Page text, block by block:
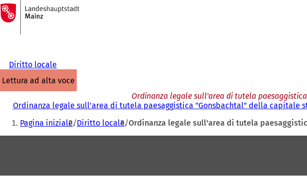
Vai al contenuto
Alla
pagina
iniziale
Diritto locale
lettura ad alta voce
Ordinanza legale sull'area di tutela
Ordinanza legale sull'area di tutela paesaggistica "Gonsbachtal" della capitale
Siete
qui:
Pagina iniziale Diritto locale Ordinanza legale sull'area di tutela